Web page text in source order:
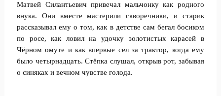
Матвей Силантьевич привечал мальчонку как родного
внука. Они вместе мастерили скворечники, и старик
рассказывал ему о том, как в детстве сам бегал босиком
по росе, как ловил на удочку золотистых карасей в
Чёрном омуте и как впервые сел за трактор, когда ему
было четырнадцать. Стёпка слушал, открыв рот, забывая
о синяках и вечном чувстве голода.